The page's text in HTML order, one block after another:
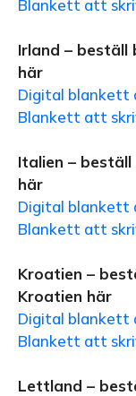
Blankett att
Irland – beställ
här
Digital blankett
Blankett att
Italien –
här
Digital blankett
Blankett att
Kroatien –
Kroatien här
Digital blankett
Blankett att
Lettland –